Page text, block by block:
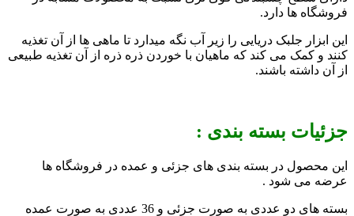
فروشگاه ها دارد.
این ابزار جلبک دریایی را زیر آب نگه میدارد تا ماهی ها از آن تغذیه
کنند و کمک می کند که ماهیان با خوردن ذره ذره از آن تغذیه طبیعی
از آن داشته باشند.
جزئیات بسته بندی :
این محصول در بسته بندی های جزئی و عمده در فروشگاه ها
عرضه می شود .
بسته های دو عددی به صورت جزئی و 36 عددی به صورت عمده